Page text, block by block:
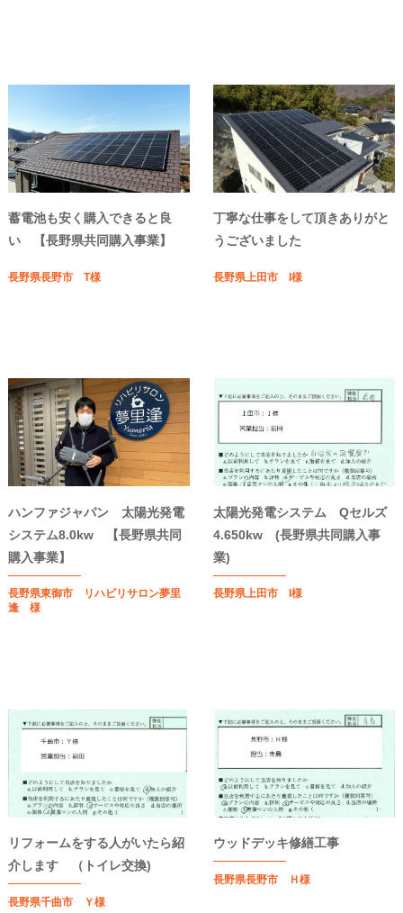
蓄電池も安く購入できると良
い 【長野県共同購入事業】
長野県長野市 T様
丁寧な仕事をして頂きありがと
うございました
長野県上田市 I様
ハンファジャパン 太陽光発電
システム8.0kw 【長野県共同
購入事業】
長野県東御市 リハビリサロン夢里
逢 様
太陽光発電システム Qセルズ
4.650kw (長野県共同購入事
業)
長野県上田市 I様
リフォームをする人がいたら紹
介します （トイレ交換)
長野県千曲市 Ｙ様
ウッドデッキ修繕工事
長野県長野市 Ｈ様